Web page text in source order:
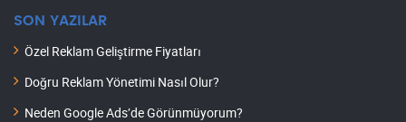
SON YAZILAR
Özel Reklam Geliştirme Fiyatları
Doğru Reklam Yönetimi Nasıl Olur?
Neden Google Ads’de Görünmüyorum?